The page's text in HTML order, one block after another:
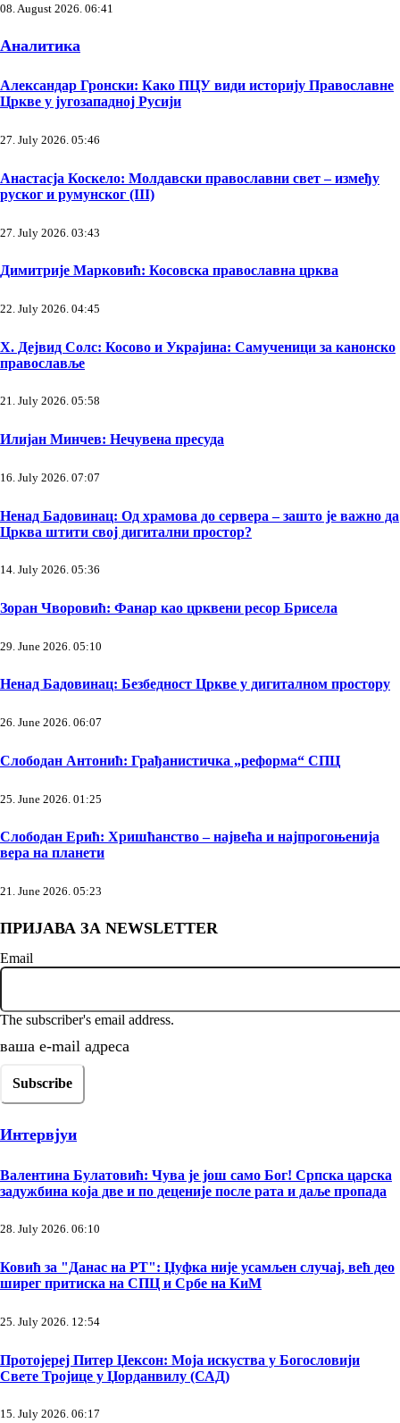
08. August 2026. 06:41
Аналитика
Александар Гронски: Како ПЦУ види историју Православне
Цркве у југозападној Русији
27. July 2026. 05:46
Анастасја Коскело: Молдавски православни свет – између
руског и румунског (III)
27. July 2026. 03:43
Димитрије Марковић: Косовска православна црква
22. July 2026. 04:45
Х. Дејвид Солс: Косово и Украјина: Самученици за канонско
православље
21. July 2026. 05:58
Илијан Минчев: Нечувена пресуда
16. July 2026. 07:07
Ненад Бадовинац: Од храмова до сервера – зашто је важно да
Црква штити свој дигитални простор?
14. July 2026. 05:36
Зоран Чворовић: Фанар као црквени ресор Брисела
29. June 2026. 05:10
Ненад Бадовинац: Безбедност Цркве у дигиталном простору
26. June 2026. 06:07
Слободан Антонић: Грађанистичка „реформа“ СПЦ
25. June 2026. 01:25
Слободан Ерић: Хришћанство – највећа и најпрогоњенија
вера на планети
21. June 2026. 05:23
ПРИЈАВА ЗА NEWSLETTER
Email
The subscriber's email address.
ваша е-mail адреса
Интервјуи
Валентина Булатовић: Чува је још само Бог! Српска царска
задужбина која две и по деценије после рата и даље пропада
28. July 2026. 06:10
Ковић за "Данас на РТ": Џуфка није усамљен случај, већ део
ширег притиска на СПЦ и Србе на КиМ
25. July 2026. 12:54
Протојереј Питер Џексон: Моја искуства у Богословији
Свете Тројице у Џорданвилу (САД)
15. July 2026. 06:17